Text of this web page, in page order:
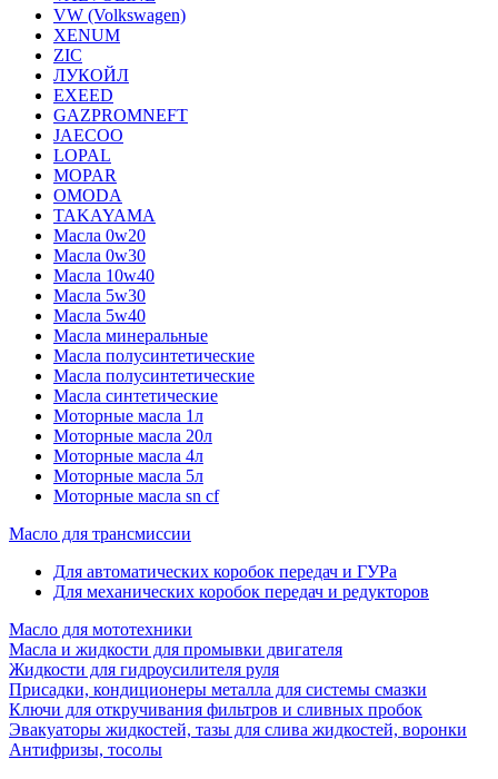
VW (Volkswagen)
XENUM
ZIC
ЛУКОЙЛ
EXEED
GAZPROMNEFT
JAECOO
LOPAL
MOPAR
OMODA
TAKAYAMA
Масла 0w20
Масла 0w30
Масла 10w40
Масла 5w30
Масла 5w40
Масла минеральные
Масла полусинтетические
Масла полусинтетические
Масла синтетические
Моторные масла 1л
Моторные масла 20л
Моторные масла 4л
Моторные масла 5л
Моторные масла sn cf
Масло для трансмиссии
Для автоматических коробок передач и ГУРа
Для механических коробок передач и редукторов
Масло для мототехники
Масла и жидкости для промывки двигателя
Жидкости для гидроусилителя руля
Присадки, кондиционеры металла для системы смазки
Ключи для откручивания фильтров и сливных пробок
Эвакуаторы жидкостей, тазы для слива жидкостей, воронки
Антифризы, тосолы